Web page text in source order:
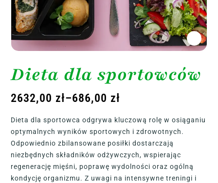
Dieta dla sportowców
686,00 zł
–
2632,00 zł
Dieta dla sportowca odgrywa kluczową rolę w osiąganiu
optymalnych wyników sportowych i zdrowotnych.
Odpowiednio zbilansowane posiłki dostarczają
niezbędnych składników odżywczych, wspierając
regenerację mięśni, poprawę wydolności oraz ogólną
kondycję organizmu. Z uwagi na intensywne treningi i